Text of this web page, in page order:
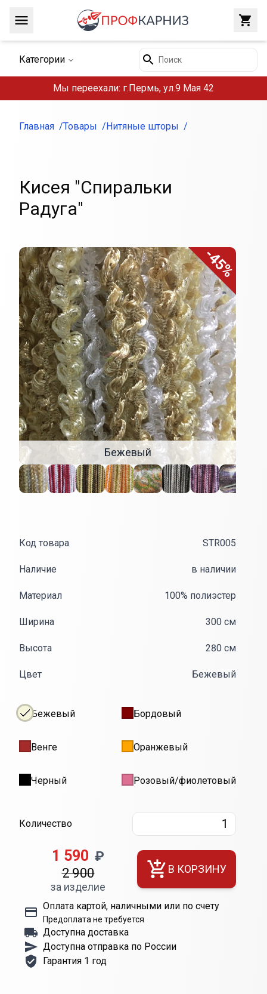
Навигация
Категории Поиск
Мы переехали: г.Пермь, ул.9 Мая 42
Главная Товары Нитяные шторы
Кисея "Спиральки
Радуга"
Внешний вид -45%
Бежевый
Код товара STR005
Наличие в наличии
Материал 100% полиэстер
Ширина 300 см
Высота 280 см
Цвет Бежевый
Бежевый Бордовый
Венге Оранжевый
Черный Розовый/фиолетовый
Количество
1 590 ₽
2 900
за изделие
В КОРЗИНУ
Оплата картой, наличными или по счету
Предоплата не требуется
Доступна доставка
Доступна отправка по России
Гарантия 1 год